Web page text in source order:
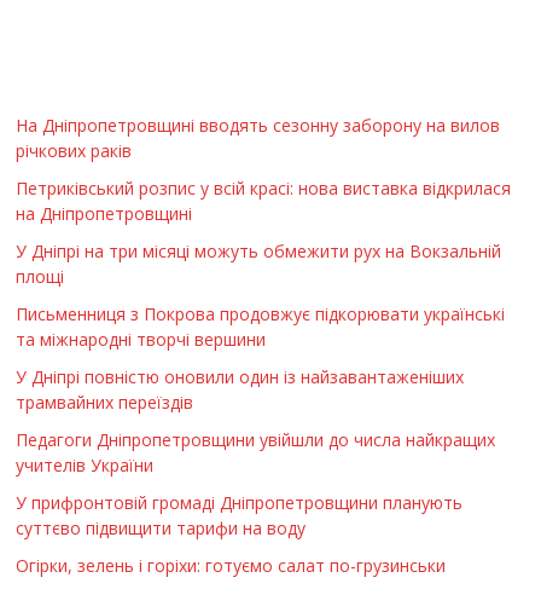
На Дніпропетровщині вводять сезонну заборону на вилов
річкових раків
Петриківський розпис у всій красі: нова виставка відкрилася
на Дніпропетровщині
У Дніпрі на три місяці можуть обмежити рух на Вокзальній
площі
Письменниця з Покрова продовжує підкорювати українські
та міжнародні творчі вершини
У Дніпрі повністю оновили один із найзавантаженіших
трамвайних переїздів
Педагоги Дніпропетровщини увійшли до числа найкращих
учителів України
У прифронтовій громаді Дніпропетровщини планують
суттєво підвищити тарифи на воду
Огірки, зелень і горіхи: готуємо салат по-грузинськи